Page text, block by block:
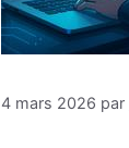
4 mars 2026 par